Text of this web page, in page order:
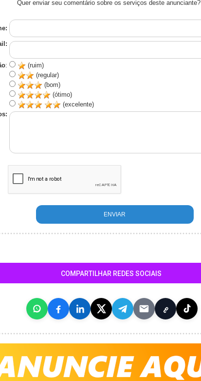
Quer enviar seu comentário sobre os serviços deste anunciante?
:
(ruim)
(regular)
(bom)
(ótimo)
(excelente)
COMPARTILHAR REDES SOCIAIS